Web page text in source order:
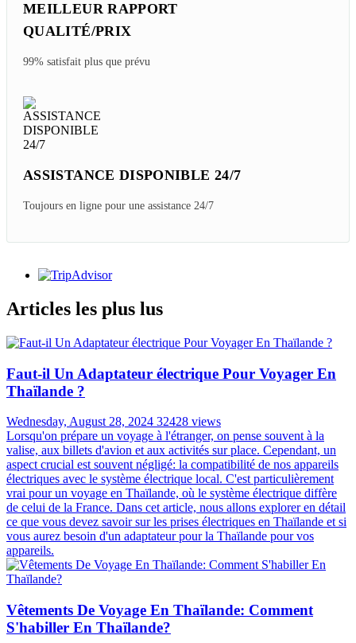
MEILLEUR RAPPORT
QUALITÉ/PRIX
99% satisfait plus que prévu
ASSISTANCE DISPONIBLE 24/7
Toujours en ligne pour une assistance 24/7
Articles les plus lus
Faut-il Un Adaptateur électrique Pour Voyager En
Thaïlande ?
Wednesday, August 28, 2024 32428 views
Lorsqu'on prépare un voyage à l'étranger, on pense souvent à la
valise, aux billets d'avion et aux activités sur place. Cependant, un
aspect crucial est souvent négligé: la compatibilité de nos appareils
électriques avec le système électrique local. C'est particulièrement
vrai pour un voyage en Thaïlande, où le système électrique diffère
de celui de la France. Dans cet article, nous allons explorer en détail
ce que vous devez savoir sur les prises électriques en Thaïlande et si
vous aurez besoin d'un adaptateur pour la Thaïlande pour vos
appareils.
Vêtements De Voyage En Thaïlande: Comment
S'habiller En Thaïlande?